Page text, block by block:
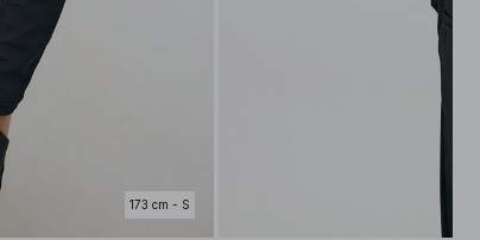
173 cm - S